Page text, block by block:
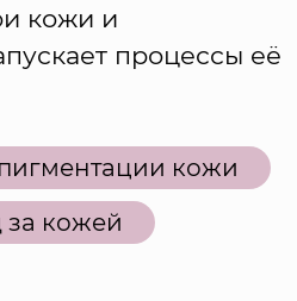
кожи и
процессы её
кожи
кожей